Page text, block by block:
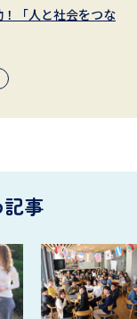
「人と社会をつな
康を護る。
環境リーダーへ
事